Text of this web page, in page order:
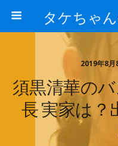
2019年8
須黒清華の
長 実家は？